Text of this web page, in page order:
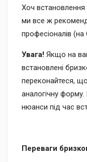
Хоч встановлення
ми все ж
професіоналів
Увага! Якщо на
встановлені
переконайтеся,
аналогічну
нюанси під час
Переваги